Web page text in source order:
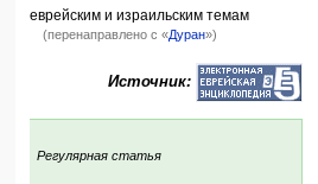
еврейским и израильским темам
(перенаправлено с «Дуран»)
Источник:
Регулярная статья